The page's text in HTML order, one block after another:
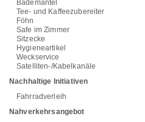
Bademäntel
Tee- und Kaffeezubereiter
Föhn
Safe im Zimmer
Sitzecke
Hygieneartikel
Weckservice
Satelliten-/Kabelkanäle
Nachhaltige Initiativen
Fahrradverleih
Nahverkehrsangebot